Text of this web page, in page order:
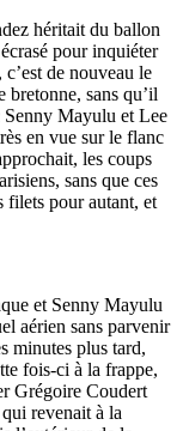
héritait du ballon
pour inquiéter
de nouveau le
bretonne, sans qu’il
Senny Mayulu et Lee
en vue sur le flanc
les coups
sans que ces
filets pour autant, et
et Senny Mayulu
aérien sans parvenir
minutes plus tard,
fois-ci à la frappe,
Grégoire Coudert
revenait à la